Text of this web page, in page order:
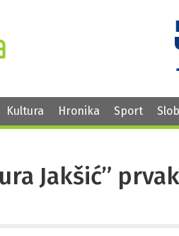
Kultura Hronika Sport
Jakšić”